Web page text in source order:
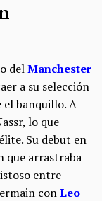
delManchester
a su selección
el banquillo. A
lo que
Su debut en
que arrastraba
entre
conLeo